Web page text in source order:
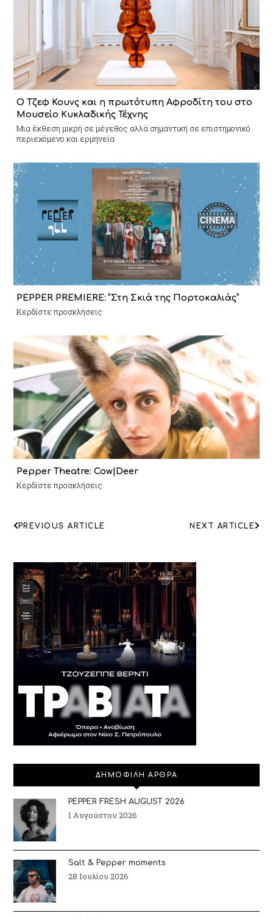
Ο Τζεφ Κουνς και η πρωτότυπη Αφροδίτη του στο
Μουσείο Κυκλαδικής Τέχνης
Mια έκθεση μικρή σε μέγεθος αλλά σημαντική σε επιστημονικό
περιεχόμενο και ερμηνεία
PEPPER PREMIERE: “Στη Σκιά της Πορτοκαλιάς”
Κερδίστε προσκλήσεις
Pepper Theatre: Cow|Deer
Κερδίστε προσκλήσεις
ΠΛΟΗΓΗΣΗ
NEXT ARTICLE
PREVIOUS ARTICLE
ΔΗΜΟΦΙΛΗ ΑΡΘΡΑ
PEPPER FRESH AUGUST 2026
1 Αυγούστου 2026
Salt & Pepper moments
28 Ιουλίου 2026